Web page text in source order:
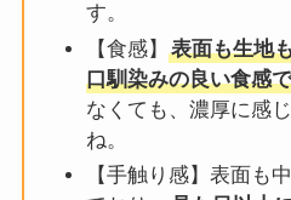
す。
【食感】
表面も生地
口馴染みの良い食感
なくても、濃厚に感
ね。
【手触り感】表面も